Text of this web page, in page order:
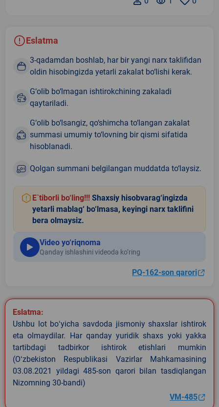
Eslatma
3-qadamdan boshlab, har bir yangi narx taklifidan
oldin hisobingizda yetarli zakalat bo‘lishi kerak.
G‘olib bo‘lmagan ishtirokchining zakaladi
qaytariladi.
G‘olib bo‘lsangiz, qo‘shimcha to‘langan zakalat
summasi umumiy to‘lovning bir qismi sifatida
hisoblanadi.
Qolgan summani belgilangan muddatda to‘laysiz.
E`tiborli bo‘ling!!! Shaxsiy hisobvarag‘ingizda
yetarli mablag‘ bo‘lmasa, keyingi narx taklifini
bera olmaysiz.
Video yo‘riqnoma
Qanday ishlashini videoda ko‘ring
PQ-162-son qarori
Eslatma:
Ushbu lot boʻyicha savdoda jismoniy shaxslar ishtirok
eta olmaydilar. Har qanday yuridik shaxs yoki yakka
tartibdagi tadbirkor ishtirok etishlari mumkin
(Oʻzbekiston Respublikasi Vazirlar Mahkamasining
03.08.2021 yildagi 485-son qarori bilan tasdiqlangan
Nizomning 30-bandi)
VM-485